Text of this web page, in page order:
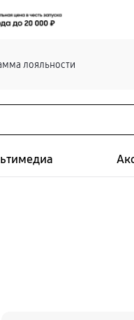
лояльности